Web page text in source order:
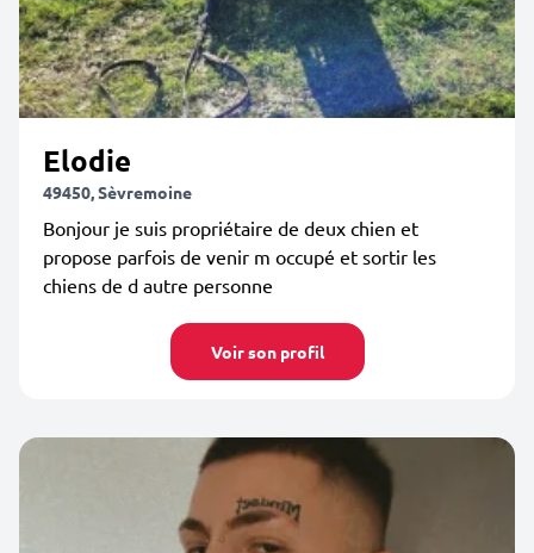
Elodie
49450, Sèvremoine
Bonjour je suis propriétaire de deux chien et
propose parfois de venir m occupé et sortir les
chiens de d autre personne
Voir son profil